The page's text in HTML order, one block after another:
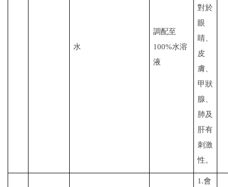
對於
眼
睛、
皮
膚、
甲狀
腺、
肺及
肝有
刺激
性。
水
調配至
100%水溶
液
1.會